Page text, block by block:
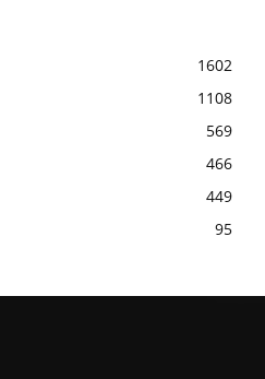
1602
1108
569
466
449
95